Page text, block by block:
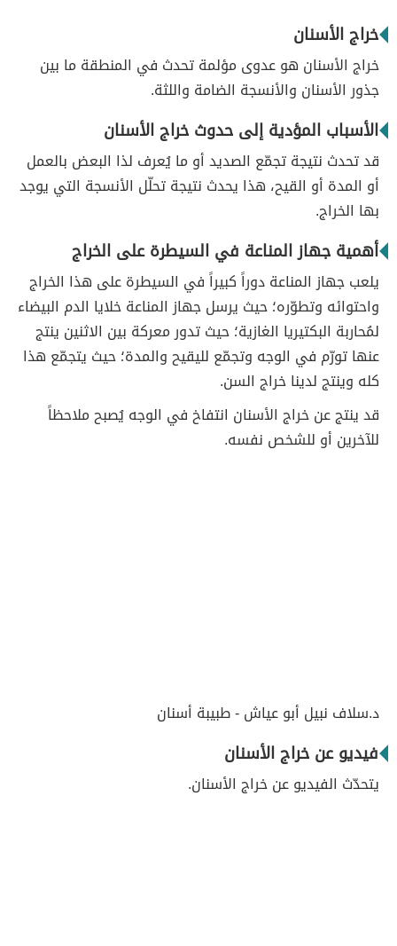
خراج الأسنان
خراج الأسنان هو عدوى مؤلمة تحدث في المنطقة ما بين
جذور الأسنان والأنسجة الضامة واللثة.
الأسباب المؤدية إلى حدوث خراج الأسنان
قد تحدث نتيجة تجمّع الصديد أو ما يُعرف لذا البعض بالعمل
أو المدة أو القيح، هذا يحدث نتيجة تحلّل الأنسجة التي يوجد
بها الخراج.
أهمية جهاز المناعة في السيطرة على الخراج
يلعب جهاز المناعة دوراً كبيراً في السيطرة على هذا الخراج
واحتوائه وتطوّره؛ حيث يرسل جهاز المناعة خلايا الدم البيضاء
لمُحاربة البكتيريا الغازية؛ حيث تدور معركة بين الاثنين ينتج
عنها تورّم في الوجه وتجمّع لليقيح والمدة؛ حيث يتجمّع هذا
كله وينتج لدينا خراج السن.
قد ينتج عن خراج الأسنان انتفاخ في الوجه يُصبح ملاحظاً
للآخرين أو للشخص نفسه.
د.سلاف نبيل أبو عياش - طبيبة أسنان
فيديو عن خراج الأسنان
يتحدّث الفيديو عن خراج الأسنان.